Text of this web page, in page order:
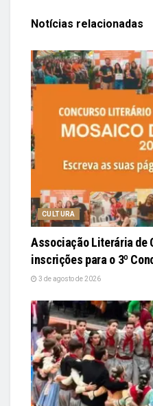
Notícias relacionadas
CULTURA
Associação Literária de
inscrições para o 3º
3 de agosto de 2026